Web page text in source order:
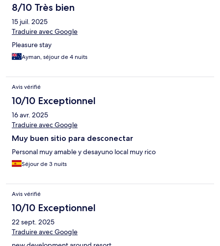
8/10 Très bien
15 juil. 2025
Traduire avec Google
Pleasure stay
Ayman, séjour de 4 nuits
Avis vérifié
10/10 Exceptionnel
16 avr. 2025
Traduire avec Google
Muy buen sitio para desconectar
Personal muy amable y desayuno local muy rico
Séjour de 3 nuits
Avis vérifié
10/10 Exceptionnel
22 sept. 2025
Traduire avec Google